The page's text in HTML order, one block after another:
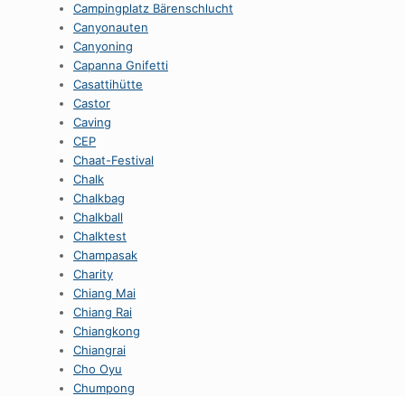
Campingplatz Bärenschlucht
Canyonauten
Canyoning
Capanna Gnifetti
Casattihütte
Castor
Caving
CEP
Chaat-Festival
Chalk
Chalkbag
Chalkball
Chalktest
Champasak
Charity
Chiang Mai
Chiang Rai
Chiangkong
Chiangrai
Cho Oyu
Chumpong